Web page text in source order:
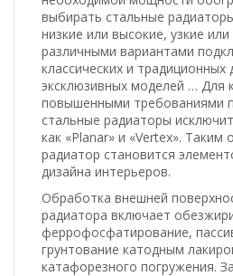
выбирать стальные
низкие или высокие, узкие
различными вариантами
классических и традиционных
эксклюзивных моделей … Для
повышенными требованиями
стальные радиаторы
как «Planar» и «Vertex». Таким
радиатор становится
дизайна интерьеров.
Обработка внешней
радиатора включает
феррофосфатирование,
грунтование катодным
катафорезного погружения.